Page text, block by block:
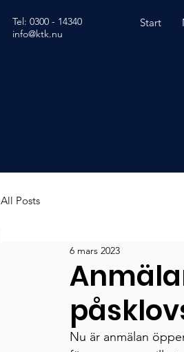
Tel: 0300 - 14340
info@ktk.nu
Start
All Posts
6 mars 2023
Nu är anmälan